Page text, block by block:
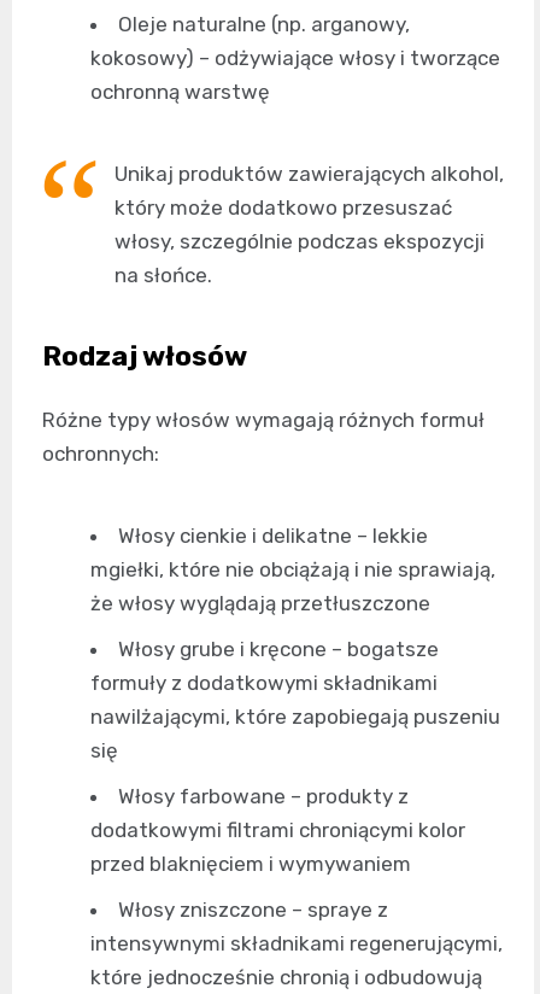
Oleje naturalne (np. arganowy,
kokosowy) – odżywiające włosy i tworzące
ochronną warstwę
Unikaj produktów zawierających alkohol,
który może dodatkowo przesuszać
włosy, szczególnie podczas ekspozycji
na słońce.
Rodzaj włosów
Różne typy włosów wymagają różnych formuł
ochronnych:
Włosy cienkie i delikatne – lekkie
mgiełki, które nie obciążają i nie sprawiają,
że włosy wyglądają przetłuszczone
Włosy grube i kręcone – bogatsze
formuły z dodatkowymi składnikami
nawilżającymi, które zapobiegają puszeniu
się
Włosy farbowane – produkty z
dodatkowymi filtrami chroniącymi kolor
przed blaknięciem i wymywaniem
Włosy zniszczone – spraye z
intensywnymi składnikami regenerującymi,
które jednocześnie chronią i odbudowują